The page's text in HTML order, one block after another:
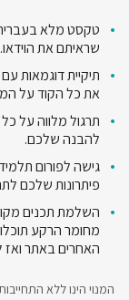
טקסט מלא
שראיתם את הוידאו.
תיקיית דוגמאות
את כל הקוד על
תרגול מלווה על
להבנה שלכם.
גישה לפורום
פיתרונות שלכם
השלמת תכנים
מחומר הרקע
האחרים באתר ואז
המנוי הינו ללא